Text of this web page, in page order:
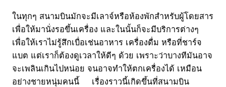
ในทุกๆ สนามบินมักจะมีเลาจ์หรือห้องพักสำหรับผู้โดยสาร
เพื่อให้มานั่งรอขึ้นเครื่อง และในนั้นก็จะมีบริการต่างๆ
เพื่อให้เราไม่รู้สึกเบื่อเช่นอาหาร เครื่องดื่ม หรือที่ชาร์จ
แบต แต่เราก็ต้องดูเวลาให้ดีๆ ด้วย เพราะว่าบางทีมันอาจ
จะเพลินเกินไปหน่อย จนอาจทำให้ตกเครื่องได้ เหมือน
อย่างชายหนุ่มคนนี้ เรื่องราวนี้เกิดขึ้นที่สนามบิน